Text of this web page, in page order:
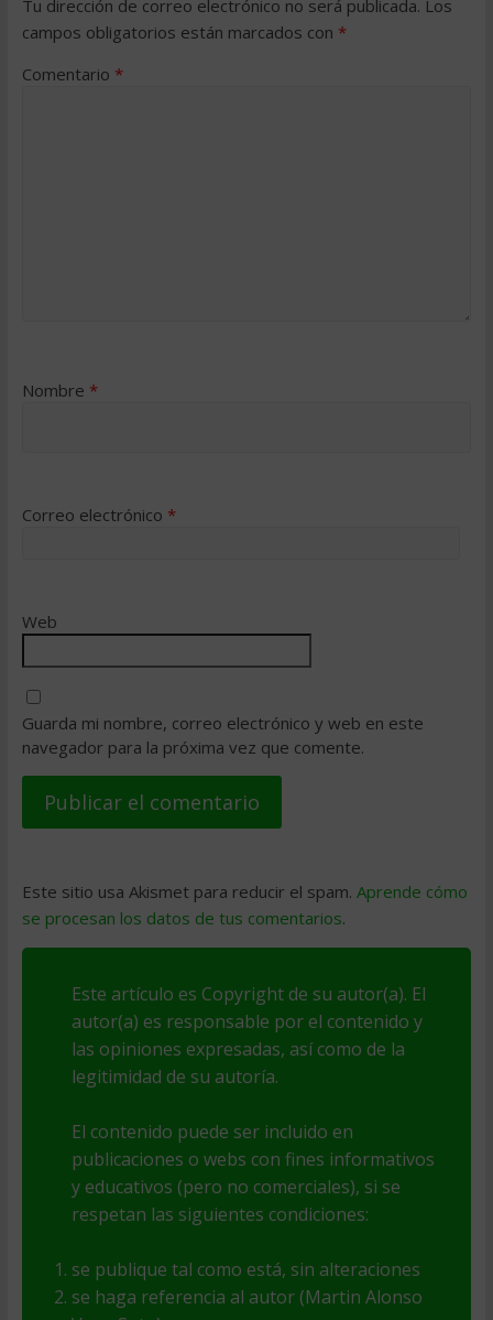
Tu dirección de correo electrónico no será publicada. Los
campos obligatorios están marcados con *
Comentario *
Nombre *
Correo electrónico *
Web
Guarda mi nombre, correo electrónico y web en este
navegador para la próxima vez que comente.
Este sitio usa Akismet para reducir el spam. Aprende cómo
se procesan los datos de tus comentarios.
Este artículo es Copyright de su autor(a). El
autor(a) es responsable por el contenido y
las opiniones expresadas, así como de la
legitimidad de su autoría.
El contenido puede ser incluido en
publicaciones o webs con fines informativos
y educativos (pero no comerciales), si se
respetan las siguientes condiciones:
se publique tal como está, sin alteraciones
se haga referencia al autor (Martin Alonso